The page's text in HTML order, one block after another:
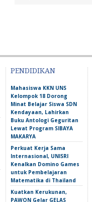
PENDIDIKAN
Mahasiswa KKN UNS
Kelompok 18 Dorong
Minat Belajar Siswa SDN
Kendayaan, Lahirkan
Buku Antologi Geguritan
Lewat Program SIBAYA
MAKARYA
Perkuat Kerja Sama
Internasional, UNISRI
Kenalkan Domino Games
untuk Pembelajaran
Matematika di Thailand
Kuatkan Kerukunan,
PAWON Gelar GELAS